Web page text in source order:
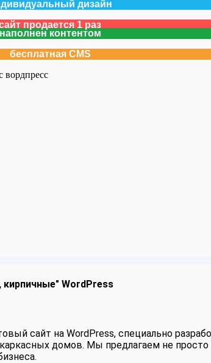
дизайн
продается 1 раз
наполнен контентом
бесплатная CMS
кирпичные" WordPress
сайт на WordPress, специально
домов. Мы предлагаем не